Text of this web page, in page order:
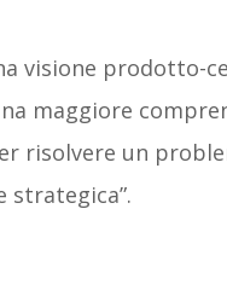
visione prodotto-
maggiore
risolvere un
strategica”.